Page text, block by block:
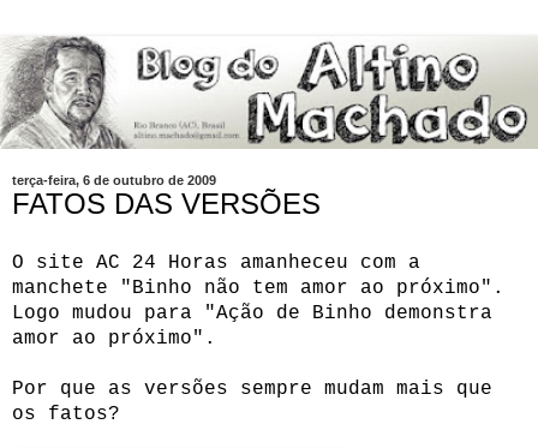
terça-feira, 6 de outubro de 2009
FATOS DAS VERSÕES
O site AC 24 Horas amanheceu com a
manchete "Binho não tem amor ao próximo".
Logo mudou para "Ação de Binho demonstra
amor ao próximo".
Por que as versões sempre mudam mais que
os fatos?